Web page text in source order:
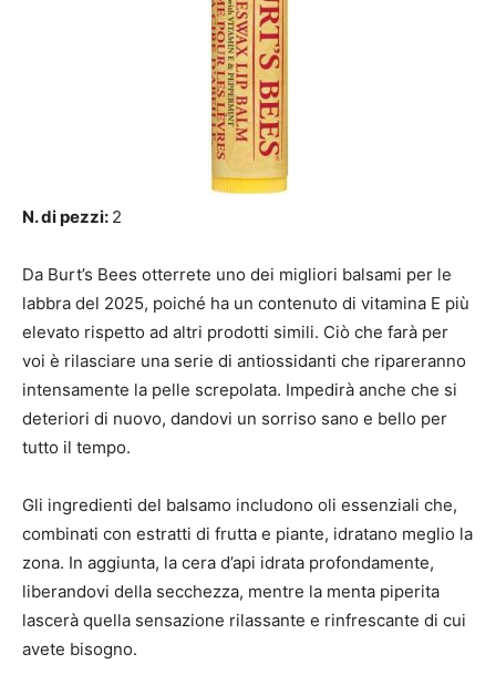
N. di pezzi: 2
Da Burt’s Bees otterrete uno dei migliori balsami per le
labbra del 2025, poiché ha un contenuto di vitamina E più
elevato rispetto ad altri prodotti simili. Ciò che farà per
voi è rilasciare una serie di antiossidanti che ripareranno
intensamente la pelle screpolata. Impedirà anche che si
deteriori di nuovo, dandovi un sorriso sano e bello per
tutto il tempo.
Gli ingredienti del balsamo includono oli essenziali che,
combinati con estratti di frutta e piante, idratano meglio la
zona. In aggiunta, la cera d’api idrata profondamente,
liberandovi della secchezza, mentre la menta piperita
lascerà quella sensazione rilassante e rinfrescante di cui
avete bisogno.